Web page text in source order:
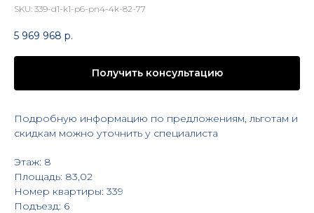
SKU: 339-d1-k1-p6-pn4-4k-82-77
5 969 968 р.
Получить консультацию
Подробную информацию по предложениям, льготам и
скидкам можно уточнить у специалиста
Этаж: 8
Площадь: 83,02
Номер квартиры: 339
Подъезд: 6